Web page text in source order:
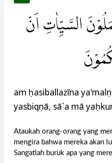
السَّيِّاٰتِ اَنْ
am ḥasiballażīna
yasbiqụnā, sā`a mā
Ataukah orang-orang yang
mengira bahwa mereka akan
Sangatlah buruk apa yang